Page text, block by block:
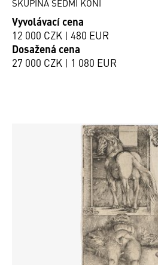
SKUPINA SEDMI KONÍ
Vyvolávací cena
12 000 CZK | 480 EUR
Dosažená cena
27 000 CZK | 1 080 EUR